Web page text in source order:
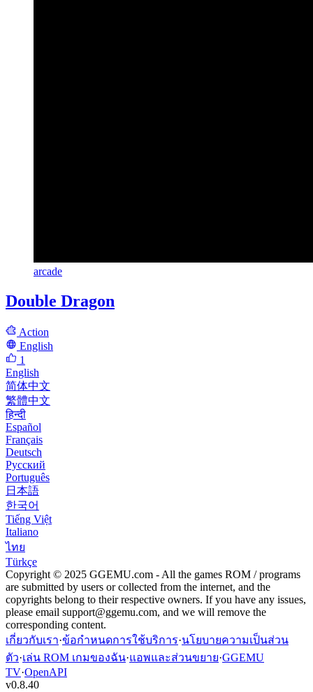
arcade
Double Dragon
Action
English
1
English
简体中文
繁體中文
हिन्दी
Español
Français
Deutsch
Русский
Português
日本語
한국어
Tiếng Việt
Italiano
ไทย
Türkçe
Copyright © 2025 GGEMU.com - All the games ROM / programs
are submitted by users or collected from the internet, and the
copyrights belong to their respective owners. If you have any issues,
please email support@ggemu.com, and we will remove the
corresponding content.
เกี่ยวกับเรา·ข้อกำหนดการใช้บริการ·นโยบายความเป็นส่วน
ตัว·เล่น ROM เกมของฉัน·แอพและส่วนขยาย·GGEMU
TV·OpenAPI
v0.8.40